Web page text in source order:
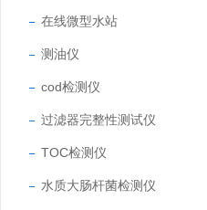
在线微型水站
测油仪
cod检测仪
过滤器完整性测试仪
TOC检测仪
水质大肠杆菌检测仪